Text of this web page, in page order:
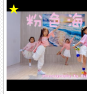
★